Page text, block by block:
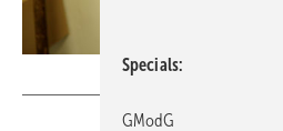
Specials
GModG